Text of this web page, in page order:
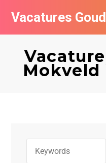
Vacatures
Mokveld
Vacatures per bedrijf in
De populairste